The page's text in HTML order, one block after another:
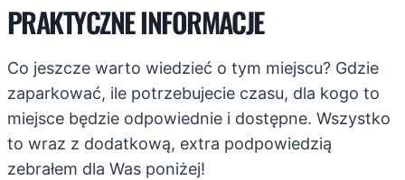
PRAKTYCZNE INFORMACJE
Co jeszcze warto wiedzieć o tym miejscu? Gdzie
zaparkować, ile potrzebujecie czasu, dla kogo to
miejsce będzie odpowiednie i dostępne. Wszystko
to wraz z dodatkową, extra podpowiedzią
zebrałem dla Was poniżej!